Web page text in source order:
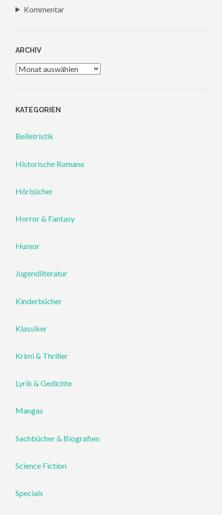
Kommentar
ARCHIV
Archiv
KATEGORIEN
Belletristik
Historische Romane
Hörbücher
Horror & Fantasy
Humor
Jugendliteratur
Kinderbücher
Klassiker
Krimi & Thriller
Lyrik & Gedichte
Mangas
Sachbücher & Biografien
Science Fiction
Specials